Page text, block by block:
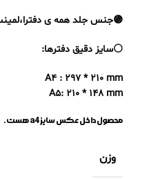
🟣جنس جلد همه ی
⚪️سایز دقیق دفترها:
A4 : 297 * 210 mm
A5: 210 * 148 mm
محصول داخل عکس سایز a4 هست.
وزن